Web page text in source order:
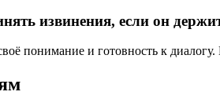
извинения, если он
понимание и готовность к